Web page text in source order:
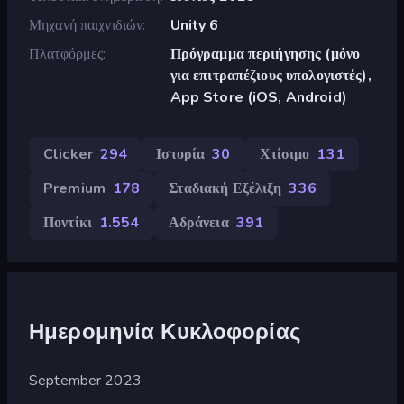
Μηχανή παιχνιδιών
Unity 6
Πλατφόρμες
Πρόγραμμα περιήγησης (μόνο
για επιτραπέζιους υπολογιστές),
App Store (iOS, Android)
Clicker 294 Ιστορία 30 Χτίσιμο 131
Premium 178 Σταδιακή Εξέλιξη 336
Ποντίκι 1.554 Αδράνεια 391
Ημερομηνία Κυκλοφορίας
September 2023